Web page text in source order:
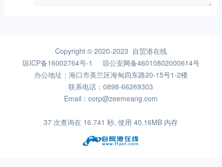
Copyright © 2020-2023 自贸港在线
琼ICP备16002764号-1
琼公安网备46010802000614号
办公地址：海口市美兰区海甸四东路20-15号1-2楼
联系电话：0898-66269303
Email：corp@zeemeang.com
37 次查询在 16.741 秒, 使用 40.16MB 内存